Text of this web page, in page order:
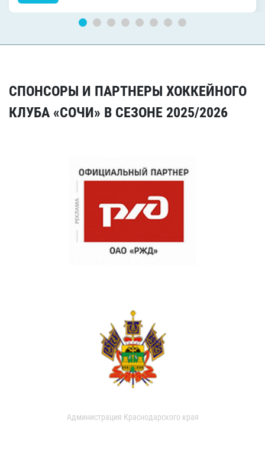
СПОНСОРЫ И ПАРТНЕРЫ ХОККЕЙНОГО
КЛУБА «СОЧИ» В СЕЗОНЕ 2025/2026
Администрация Краснодарского края